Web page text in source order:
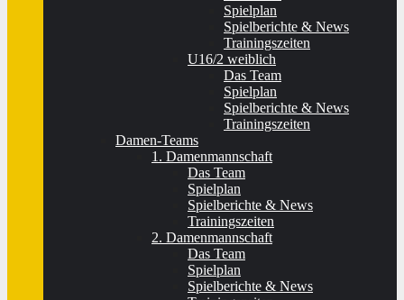
Spielplan
Spielberichte & News
Trainingszeiten
U16/2 weiblich
Das Team
Spielplan
Spielberichte & News
Trainingszeiten
Damen-Teams
1. Damenmannschaft
Das Team
Spielplan
Spielberichte & News
Trainingszeiten
2. Damenmannschaft
Das Team
Spielplan
Spielberichte & News